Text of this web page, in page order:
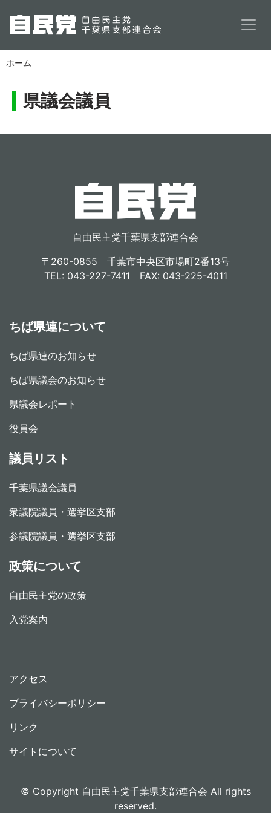
ホーム
県議会議員
自由民主党千葉県支部連合会
〒260-0855 千葉市中央区市場町2番13号
TEL: 043-227-7411 FAX: 043-225-4011
ちば県連について
ちば県連のお知らせ
ちば県議会のお知らせ
県議会レポート
役員会
議員リスト
千葉県議会議員
衆議院議員・選挙区支部
参議院議員・選挙区支部
政策について
自由民主党の政策
入党案内
アクセス
プライバシーポリシー
リンク
サイトについて
© Copyright 自由民主党千葉県支部連合会 All rights
reserved.